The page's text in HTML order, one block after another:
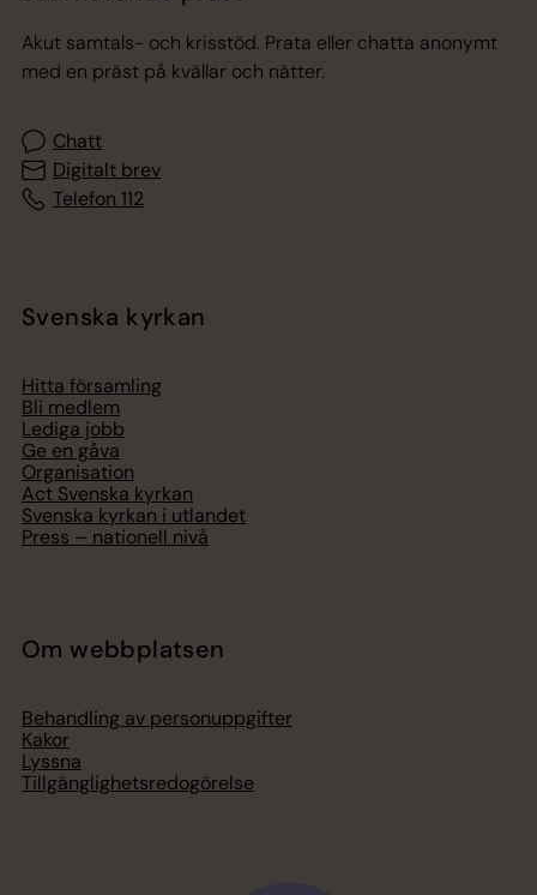
Akut samtals- och krisstöd. Prata eller chatta anonymt
med en präst på kvällar och nätter.
Chatt
Digitalt brev
Telefon 112
Svenska kyrkan
Hitta församling
Bli medlem
Lediga jobb
Ge en gåva
Organisation
Act Svenska kyrkan
Svenska kyrkan i utlandet
Press – nationell nivå
Om webbplatsen
Behandling av personuppgifter
Kakor
Lyssna
Tillgänglighetsredogörelse